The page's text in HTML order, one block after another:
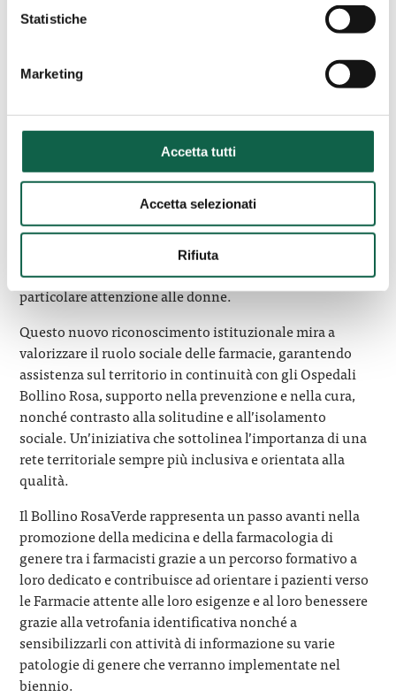
Statistiche
Marketing
Accetta tutti
Accetta selezionati
Rifiuta
13.00
Auditorium Cosimo
Ripa 1, Roma
Giovedì 3 aprile alle ore 11.30 nell’auditorium del
Ministero della Salute ” Cosimo Piccinno” in via
LungoTevere Ripa 1 a Roma presenteremo le strutture
facenti parte del primo network del Bollino RosaVerde, il
riconoscimento riservato alle farmacie italiane che si
distinguono nell’offerta di servizi innovativi, con
particolare attenzione alle donne.
Questo nuovo riconoscimento istituzionale mira a
valorizzare il ruolo sociale delle farmacie, garantendo
assistenza sul territorio in continuità con gli Ospedali
Bollino Rosa, supporto nella prevenzione e nella cura,
nonché contrasto alla solitudine e all’isolamento
sociale. Un’iniziativa che sottolinea l’importanza di una
rete territoriale sempre più inclusiva e orientata alla
qualità.
Il Bollino RosaVerde rappresenta un passo avanti nella
promozione della medicina e della farmacologia di
genere tra i farmacisti grazie a un percorso formativo a
loro dedicato e contribuisce ad orientare i pazienti verso
le Farmacie attente alle loro esigenze e al loro benessere
grazie alla vetrofania identificativa nonché a
sensibilizzarli con attività di informazione su varie
patologie di genere che verranno implementate nel
biennio.